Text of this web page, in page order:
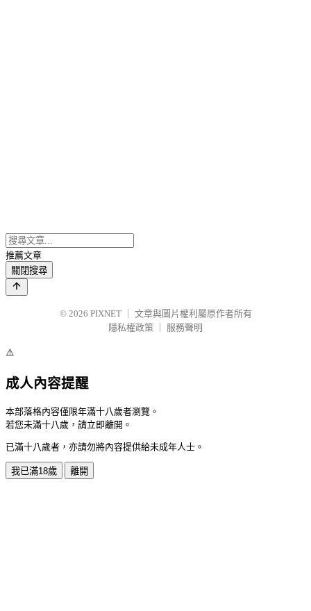
推薦文章
關閉搜尋
© 2026 PIXNET
文章與圖片權利屬原作者所有
隱私權政策
服務聲明
⚠️
成人內容提醒
本部落格內容僅限年滿十八歲者瀏覽。
若您未滿十八歲，請立即離開。
已滿十八歲者，亦請勿將內容提供給未成年人士。
我已滿18歲 離開